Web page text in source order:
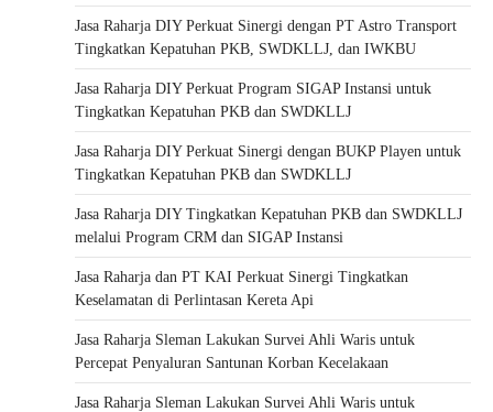
Jasa Raharja DIY Perkuat Sinergi dengan PT Astro Transport
Tingkatkan Kepatuhan PKB, SWDKLLJ, dan IWKBU
Jasa Raharja DIY Perkuat Program SIGAP Instansi untuk
Tingkatkan Kepatuhan PKB dan SWDKLLJ
Jasa Raharja DIY Perkuat Sinergi dengan BUKP Playen untuk
Tingkatkan Kepatuhan PKB dan SWDKLLJ
Jasa Raharja DIY Tingkatkan Kepatuhan PKB dan SWDKLLJ
melalui Program CRM dan SIGAP Instansi
Jasa Raharja dan PT KAI Perkuat Sinergi Tingkatkan
Keselamatan di Perlintasan Kereta Api
Jasa Raharja Sleman Lakukan Survei Ahli Waris untuk
Percepat Penyaluran Santunan Korban Kecelakaan
Jasa Raharja Sleman Lakukan Survei Ahli Waris untuk